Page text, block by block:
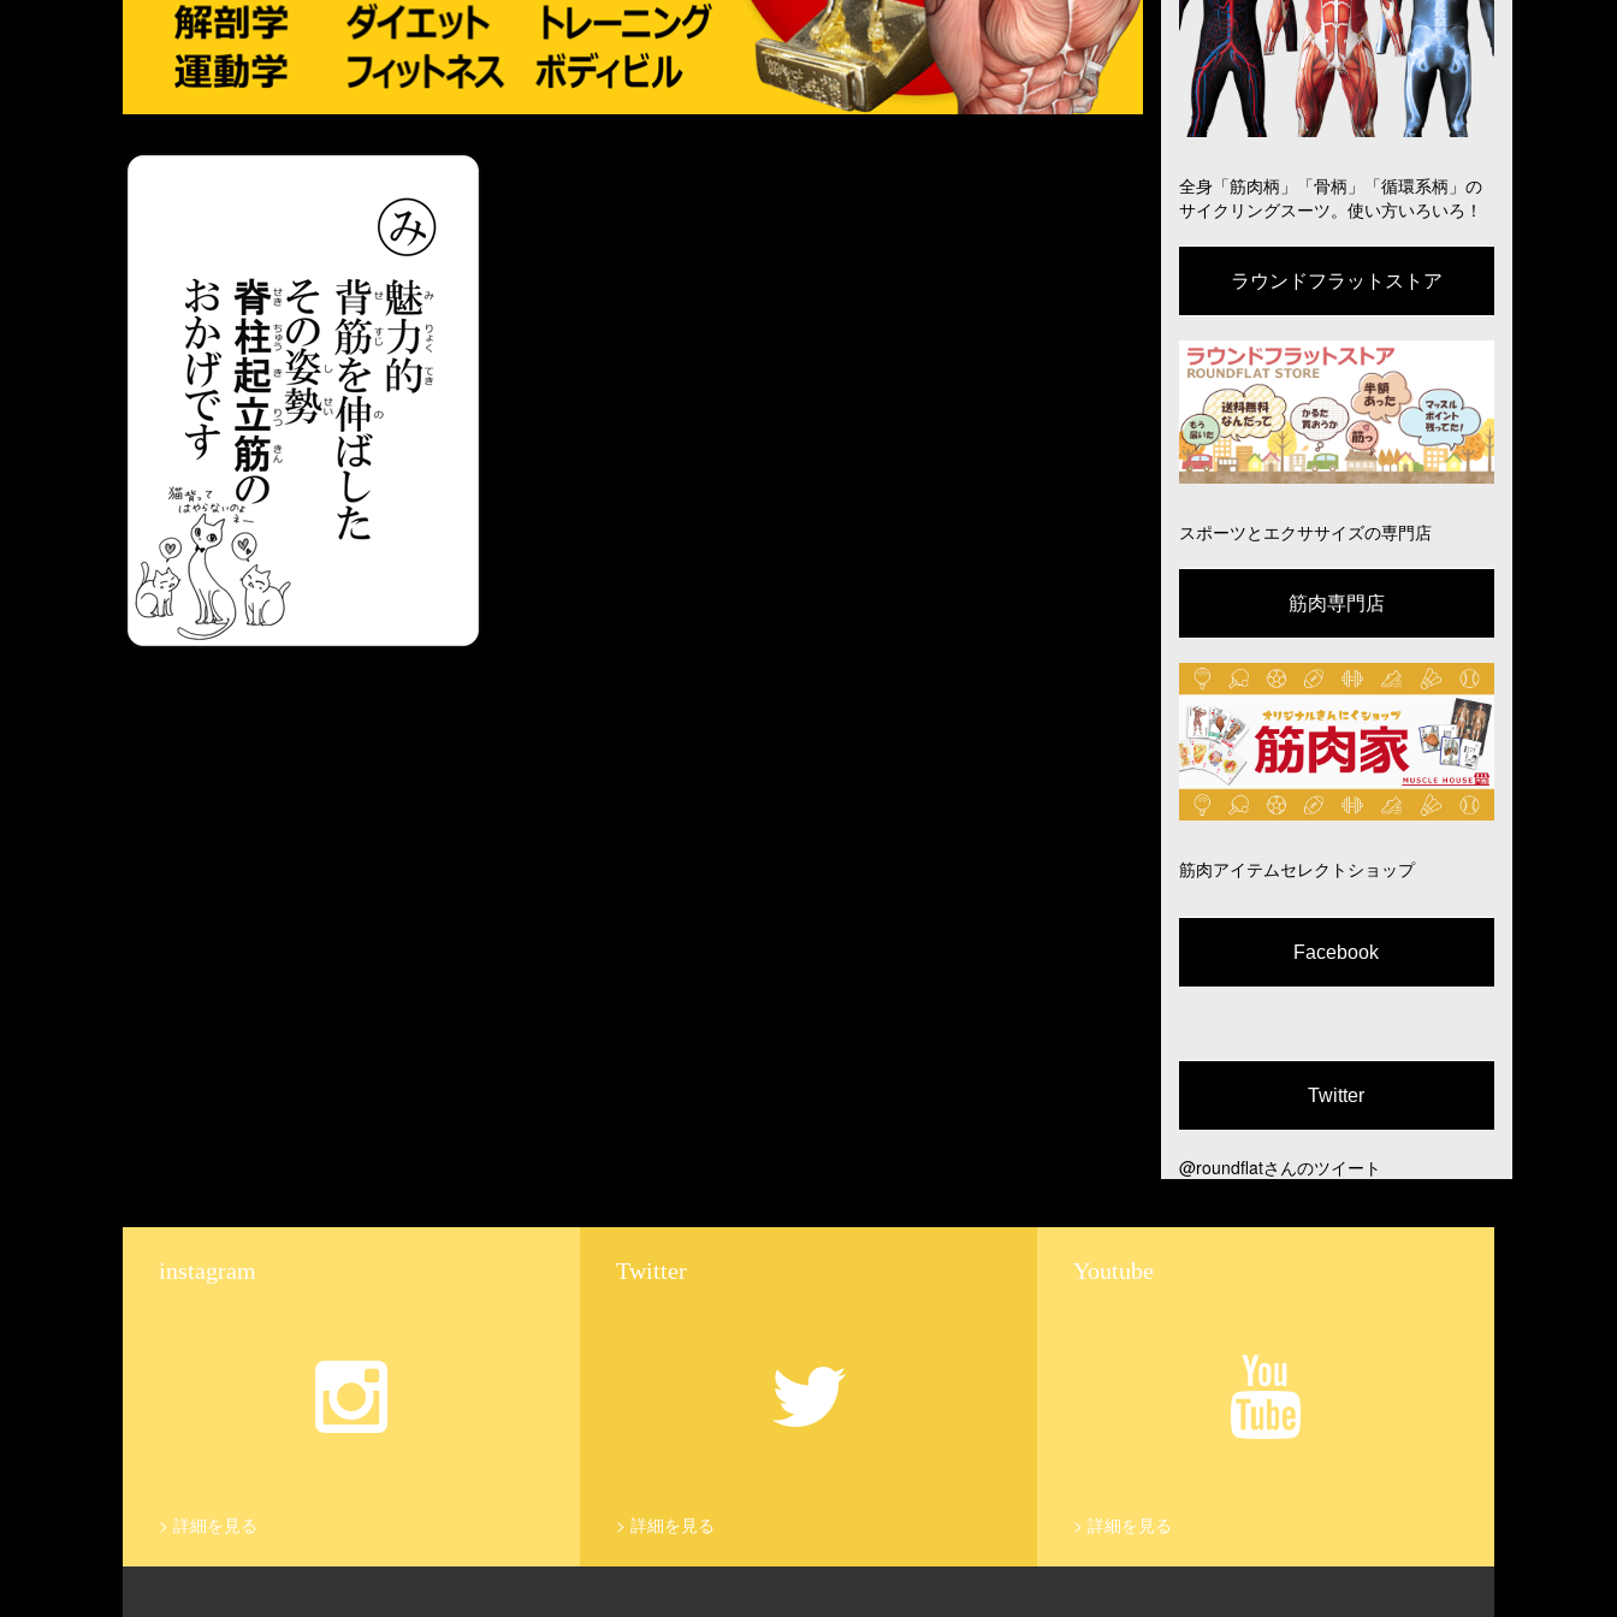
全身「筋肉柄」「骨柄」「循環系柄」の
サイクリングスーツ。使い方いろいろ！
ラウンドフラットストア
スポーツとエクササイズの専門店
筋肉専門店
筋肉アイテムセレクトショップ
Facebook
Twitter
@roundflatさんのツイート
instagram
> 詳細を見る
Twitter
> 詳細を見る
Youtube
> 詳細を見る